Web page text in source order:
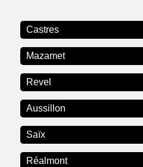
Castres
Mazamet
Revel
Aussillon
Saïx
Réalmont